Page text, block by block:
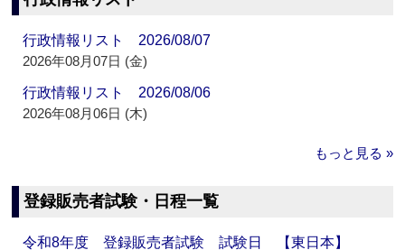
行政情報リスト 2026/08/07
2026年08月07日 (金)
行政情報リスト 2026/08/06
2026年08月06日 (木)
もっと見る »
登録販売者試験・日程一覧
令和8年度 登録販売者試験 試験日 【東日本】